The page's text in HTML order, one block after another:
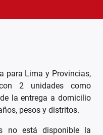
para Lima y Provincias,
2 unidades como
la entrega a domicilio
pesos y distritos.
no está disponible la